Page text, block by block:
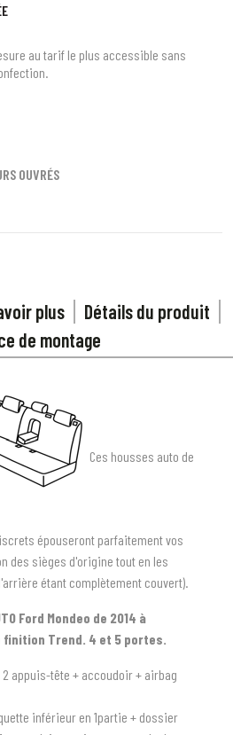
VÉHICULE
DE VOTRE VÉHICULE
OUVRÉS
au tarif le plus accessible sans
plus
Détails du produit
de montage
Ces housses auto de
épouseront parfaitement vos
des sièges d'origine tout en les
étant complètement couvert).
Ford Mondeo de 2014 à
Trend. 4 et 5 portes.
appuis-tête + accoudoir + airbag
inférieur en 1partie + dossier